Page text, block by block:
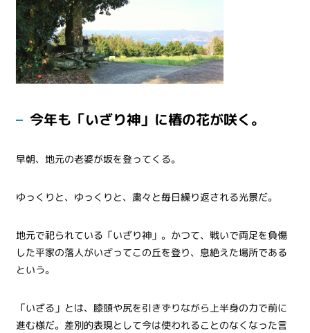
今年も「いざり神」に椿の花が咲く。
早朝、地元の老婆が坂を登ってくる。
ゆっくりと、ゆっくりと、粛々と毎日繰り返される光景だ。
地元で祀られている「いざり神」。かつて、戦いで両足を負傷
した平家の落人がいざってこの丘を登り、息絶えた場所である
という。
「いざる」とは、膝頭や尻を引きずりながら上半身の力で前に
進む様だ。差別的表現として今は使われることのなくなった言